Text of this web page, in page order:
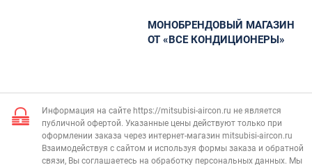
МОНОБРЕНДОВЫЙ МАГАЗИН
ОТ «ВСЕ КОНДИЦИОНЕРЫ»
Информация на сайте https://mitsubisi-aircon.ru не является
публичной офертой. Указанные цены действуют только при
оформлении заказа через интернет-магазин mitsubisi-aircon.ru
Взаимодействуя с сайтом и используя формы заказа и обратной
связи, Вы соглашаетесь на обработку персональных данных. Мы